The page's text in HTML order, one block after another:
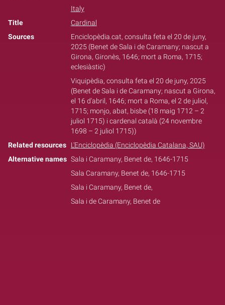
Italy
Title
Cardinal
Sources
Enciclopèdia.cat, consulta feta el 20 de juny,
2025 (Benet de Sala i de Caramany; nascut a
Girona, Gironès, 1646; mort a Roma, 1715;
eclesiàstic)
Viquipèdia, consulta feta el 20 de juny, 2025
(Benet de Sala i de Caramany; nascut a Girona,
el 16 d'abril, 1646; mort a Roma, el 2 de juliol,
1715; monjo, abat, bisbe (18 maig 1712 – 2
juliol 1715) i cardenal català (24 novembre
1698 – 2 juliol 1715))
Related resources L'Enciclopèdia (Enciclopèdia Catalana, SAU)
Alternative names Sala i Caramany, Benet de, 1646-1715
Sala Caramany, Benet de, 1646-1715
Sala i Caramany, Benet de,
Sala i de Caramany, Benet de